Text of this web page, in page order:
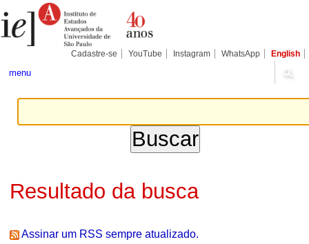
para
conteúdo.
Pessoais
Cadastre-se YouTube Instagram WhatsApp English
menu
Resultado da busca
Assinar um RSS sempre atualizado.